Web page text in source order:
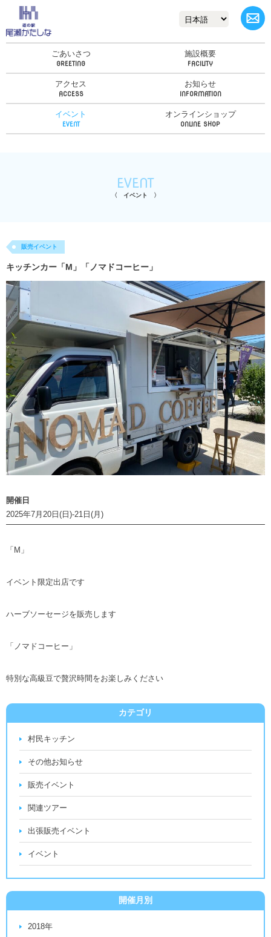
ごあいさつ 施設概要
アクセス お知らせ
イベント オンラインショップ
EVENT
イベント
販売イベント
キッチンカー「M」「ノマドコーヒー」
開催日
2025年7月20日(日)-21日(月)
「M」
イベント限定出店です
ハーブソーセージを販売します
「ノマドコーヒー」
特別な高級豆で贅沢時間をお楽しみください
カテゴリ
村民キッチン
その他お知らせ
販売イベント
関連ツアー
出張販売イベント
イベント
開催月別
2018年